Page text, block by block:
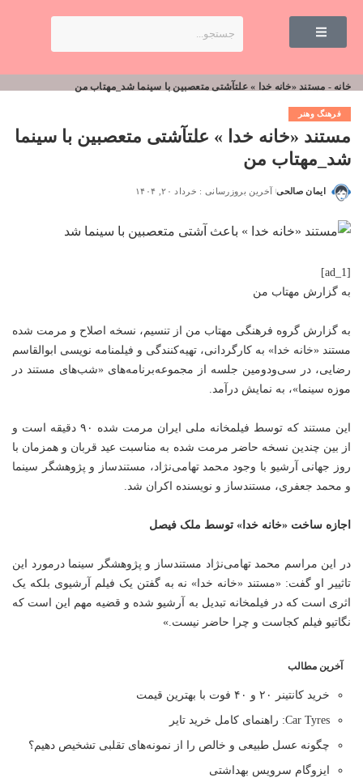
خانه - مستند «خانه خدا » علتآشتی متعصبین با سینما شد_مهتاب من
فرهنگ وهنر
مستند «خانه خدا » علتآشتی متعصبین با سینما
شد_مهتاب من
ایمان صالحی آخرین بروزرسانی : خرداد ۲۰, ۱۴۰۴
[ad_1]
به گزارش مهتاب من
به گزارش گروه فرهنگی مهتاب من از تنسیم، نسخه اصلاح و مرمت شده
مستند «خانه خدا» به کارگردانی، تهیه‌کنندگی و فیلمنامه نویسی ابوالقاسم
رضایی، در سی‌ودومین جلسه از مجموعه‌برنامه‌های «شب‌های مستند در
موزه سینما»، به نمایش درآمد.
این مستند که توسط فیلمخانه ملی ایران مرمت شده ۹۰ دقیقه‌ است و
از بین چندین نسخه حاضر مرمت شده به مناسبت عید قربان و همزمان با
روز جهانی آرشیو با وجود محمد تهامی‌نژاد، مستندساز و پژوهشگر سینما
و محمد جعفری، مستندساز و نویسنده اکران شد.
اجازه ساخت «خانه خدا» توسط ملک فیصل
در این مراسم محمد تهامی‌نژاد مستندساز و پژوهشگر سینما درمورد این
تاثییر او گفت: «مستند «خانه خدا» نه به گفتن یک فیلم آرشیوی بلکه یک
اثری است که در فیلمخانه تبدیل به آرشیو شده و قضیه مهم این است که
نگاتیو فیلم کجاست و چرا حاضر نیست.»
آخرین مطالب
خرید کانتینر ۲۰ و ۴۰ فوت با بهترین قیمت
Car Tyres: راهنمای کامل خرید تایر
چگونه عسل طبیعی و خالص را از نمونه‌های تقلبی تشخیص دهیم؟
ایزوگام سرویس بهداشتی